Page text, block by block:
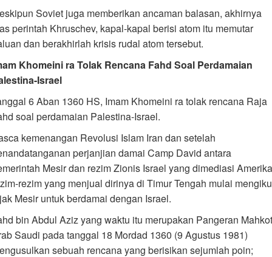
Soviet juga memberikan ancaman balasan, akhirnya
perintah Khruschev, kapal-kapal berisi atom itu memutar
dan berakhirlah krisis rudal atom tersebut.
Khomeini ra Tolak Rencana Fahd Soal Perdamaian
Israel
6 Aban 1360 HS, Imam Khomeini ra tolak rencana Raja
soal perdamaian Palestina-Israel.
kemenangan Revolusi Islam Iran dan setelah
perjanjian damai Camp David antara
Mesir dan rezim Zionis Israel yang dimediasi
rezim yang menjual dirinya di Timur Tengah mulai
Mesir untuk berdamai dengan Israel.
bin Abdul Aziz yang waktu itu merupakan Pangeran
Saudi pada tanggal 18 Mordad 1360 (9 Agustus 1981)
sebuah rencana yang berisikan sejumlah poin;